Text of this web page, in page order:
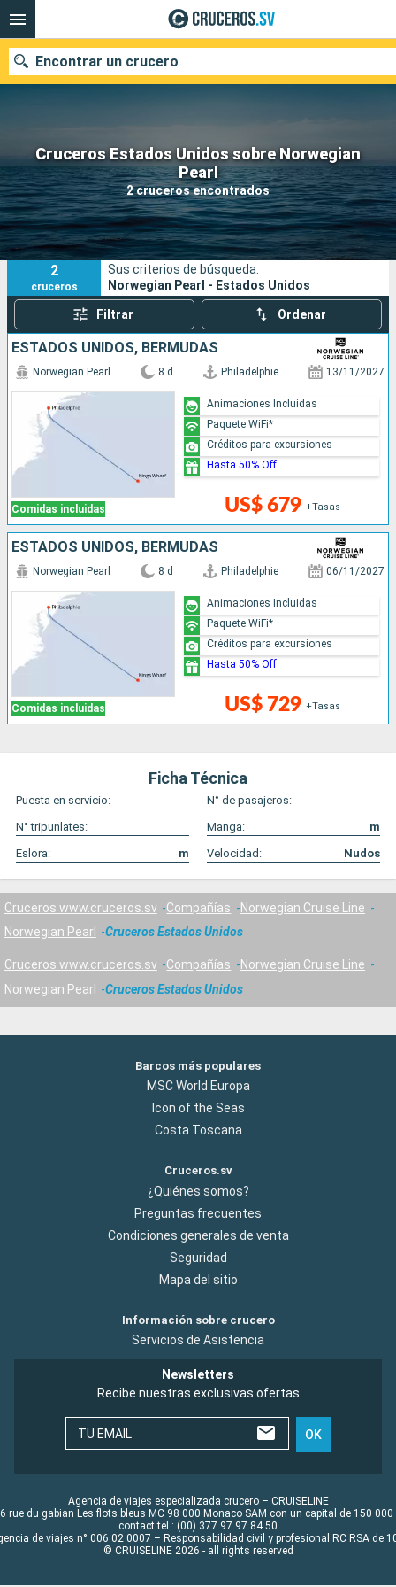
Cruceros Estados Unidos sobre Norwegian
Pearl
2 cruceros encontrados
Encontrar un crucero
Nuestros destinos
Fecha de salida
Puertos Compañías
Buscar
2
cruceros
Sus criterios de búsqueda:
Norwegian Pearl - Estados Unidos
Filtrar Ordenar
ESTADOS UNIDOS, BERMUDAS
Comidas incluidas
Norwegian Pearl 8 d Philadelphie 13/11/2027
US$ 679 +Tasas
Animaciones Incluidas
Paquete WiFi*
Créditos para excursiones
Hasta 50% Off
ESTADOS UNIDOS, BERMUDAS
Comidas incluidas
Norwegian Pearl 8 d Philadelphie 06/11/2027
US$ 729 +Tasas
Animaciones Incluidas
Paquete WiFi*
Créditos para excursiones
Hasta 50% Off
Ficha Técnica
Puesta en servicio:
N° de pasajeros:
N° tripunlates:
Manga:
m
Eslora:
m Velocidad: Nudos
Cruceros www.cruceros.sv Compañías
Norwegian Cruise Line
Norwegian Pearl
Cruceros Estados Unidos
Cruceros www.cruceros.sv Compañías
Norwegian Cruise Line
Norwegian Pearl
Cruceros Estados Unidos
Barcos más populares
MSC World Europa
Icon of the Seas
Costa Toscana
Cruceros.sv
¿Quiénes somos?
Preguntas frecuentes
Condiciones generales de venta
Seguridad
Mapa del sitio
Información sobre crucero
Servicios de Asistencia
Newsletters
Recibe nuestras exclusivas ofertas
TU EMAIL OK
Agencia de viajes especializada crucero – CRUISELINE
rue du gabian Les flots bleus MC 98 000 Monaco SAM con un capital de 150 000
contact tel : (00) 377 97 97 84 50
de viajes n° 006 02 0007 – Responsabilidad civil y profesional RC RSA de
© CRUISELINE 2026 - all rights reserved